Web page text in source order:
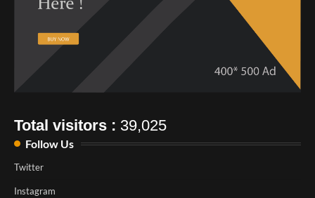
Total visitors : 39,025
Follow Us
Twitter
Instagram